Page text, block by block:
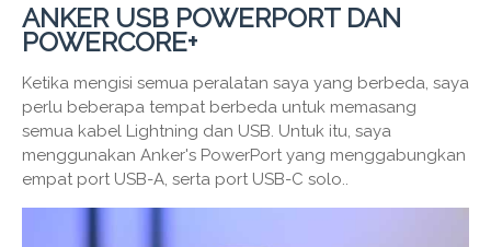
ANKER USB POWERPORT DAN
POWERCORE+
Ketika mengisi semua peralatan saya yang berbeda, saya
perlu beberapa tempat berbeda untuk memasang
semua kabel Lightning dan USB. Untuk itu, saya
menggunakan Anker's PowerPort yang menggabungkan
empat port USB-A, serta port USB-C solo..